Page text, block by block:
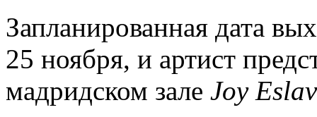
Запланированная дата
25 ноября, и артист
мадридском зале Joy